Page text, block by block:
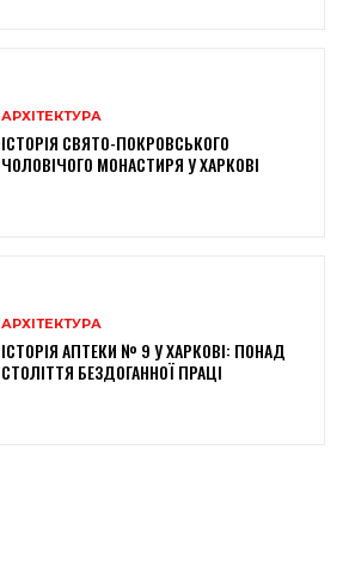
АРХІТЕКТУРА
ІСТОРІЯ СВЯТО-ПОКРОВСЬКОГО
ЧОЛОВІЧОГО МОНАСТИРЯ У ХАРКОВІ
АРХІТЕКТУРА
ІСТОРІЯ АПТЕКИ № 9 У ХАРКОВІ: ПОНАД
СТОЛІТТЯ БЕЗДОГАННОЇ ПРАЦІ